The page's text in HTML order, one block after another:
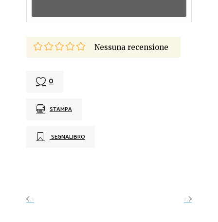
Nessuna recensione
0
STAMPA
SEGNALIBRO